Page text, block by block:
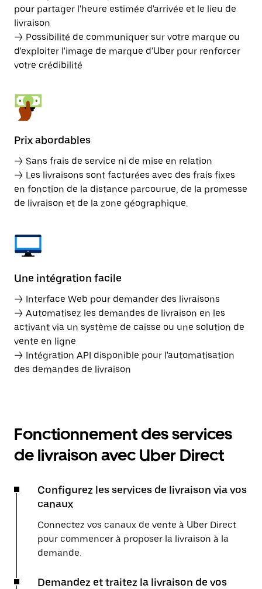
pour partager l'heure estimée d'arrivée et le lieu de
livraison
→ Possibilité de communiquer sur votre marque ou
d'exploiter l'image de marque d'Uber pour renforcer
votre crédibilité
Prix abordables
→ Sans frais de service ni de mise en relation
→ Les livraisons sont facturées avec des frais fixes
en fonction de la distance parcourue, de la promesse
de livraison et de la zone géographique.
Une intégration facile
→ Interface Web pour demander des livraisons
→ Automatisez les demandes de livraison en les
activant via un système de caisse ou une solution de
vente en ligne
→ Intégration API disponible pour l'automatisation
des demandes de livraison
Fonctionnement des services
de livraison avec Uber Direct
Configurez les services de livraison via vos
canaux
Connectez vos canaux de vente à Uber Direct
pour commencer à proposer la livraison à la
demande.
Demandez et traitez la livraison de vos